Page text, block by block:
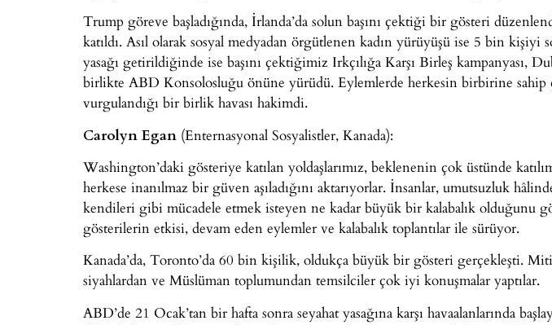
Trump göreve başladığında, İrlanda’da solun başını çektiği bir gösteri
katıldı. Asıl olarak sosyal medyadan örgütlenen kadın yürüyüşü ise 5 bin kişiyi
yasağı getirildiğinde ise başını çektiğimiz Irkçılığa Karşı Birleş kampanyası,
birlikte ABD Konsolosluğu önüne yürüdü. Eylemlerde herkesin birbirine sahip
vurgulandığı bir birlik havası hakimdi.
Carolyn Egan (Enternasyonal Sosyalistler, Kanada):
Washington’daki gösteriye katılan yoldaşlarımız, beklenenin çok üstünde
herkese inanılmaz bir güven aşıladığını aktarıyorlar. İnsanlar, umutsuzluk
kendileri gibi mücadele etmek isteyen ne kadar büyük bir kalabalık olduğunu
gösterilerin etkisi, devam eden eylemler ve kalabalık toplantılar ile sürüyor.
Kanada’da, Toronto’da 60 bin kişilik, oldukça büyük bir gösteri gerçekleşti.
siyahlardan ve Müslüman toplumundan temsilciler çok iyi konuşmalar yaptılar.
ABD’de 21 Ocak’tan bir hafta sonra seyahat yasağına karşı havaalanlarında